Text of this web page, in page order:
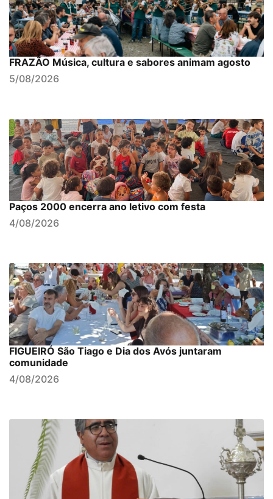
FRAZÃO Música, cultura e sabores animam agosto
5/08/2026
Paços 2000 encerra ano letivo com festa
4/08/2026
FIGUEIRÓ São Tiago e Dia dos Avós juntaram
comunidade
4/08/2026